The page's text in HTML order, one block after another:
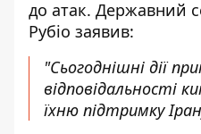
до атак. Державний
Рубіо заявив:
"Сьогоднішні дії
відповідальності
їхню підтримку